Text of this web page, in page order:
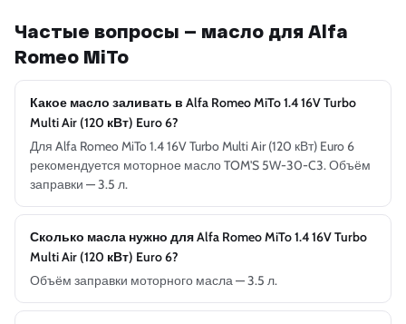
Частые вопросы — масло для Alfa
Romeo MiTo
Какое масло заливать в Alfa Romeo MiTo 1.4 16V Turbo
Multi Air (120 кВт) Euro 6?
Для Alfa Romeo MiTo 1.4 16V Turbo Multi Air (120 кВт) Euro 6
рекомендуется моторное масло TOM'S 5W-30-C3. Объём
заправки — 3.5 л.
Сколько масла нужно для Alfa Romeo MiTo 1.4 16V Turbo
Multi Air (120 кВт) Euro 6?
Объём заправки моторного масла — 3.5 л.